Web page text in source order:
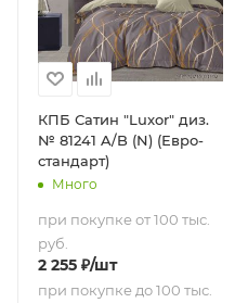
КПБ Сатин "Luxor" диз.
№ 81241 A/B (N) (Евро-
стандарт)
Много
при покупке от 100 тыс.
руб.
2 255 ₽/шт
при покупке до 100 тыс.